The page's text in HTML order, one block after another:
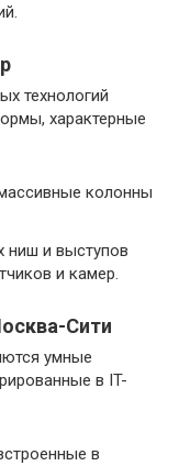
технологий
характерные
колонны
ниш и выступов
и камер.
Сити
умные
в IT-
в